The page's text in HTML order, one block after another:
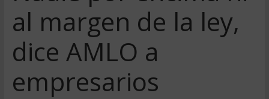
al margen de la ley,
dice AMLO a
empresarios